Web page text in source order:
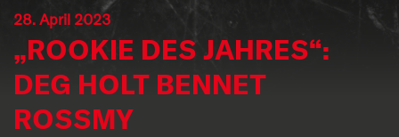
28. April 2023
„ROOKIE DES JAHRES“:
DEG HOLT BENNET
ROSSMY